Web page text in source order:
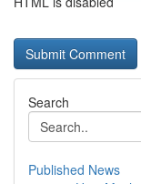
Search
Published News